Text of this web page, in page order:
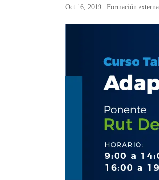
Oct 16, 2019 |Formación externa